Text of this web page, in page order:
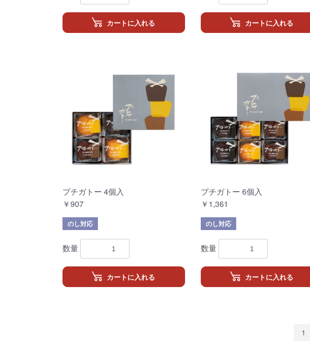
カートに入れる カートに入れる
プチガトー 4個入
￥907
のし対応
数量
カートに入れる
プチガトー 6個入
￥1,361
のし対応
数量
カートに入れる
1